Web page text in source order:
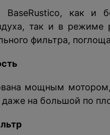
BaseRustico, как и
так и в
фильтра,
мощным
даже на большой по